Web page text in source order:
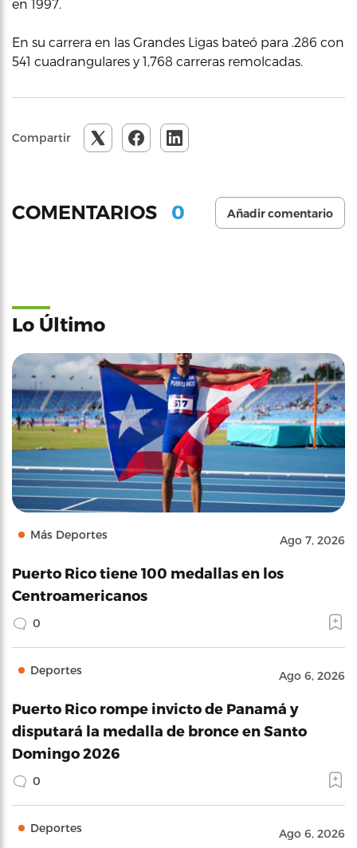
en 1997.
En su carrera en las Grandes Ligas bateó para .286 con
541 cuadrangulares y 1,768 carreras remolcadas.
Compartir
COMENTARIOS 0 Añadir comentario
Lo Último
Más Deportes Ago 7, 2026
Puerto Rico tiene 100 medallas en los
Centroamericanos
0
Deportes Ago 6, 2026
Puerto Rico rompe invicto de Panamá y
disputará la medalla de bronce en Santo
Domingo 2026
0
Deportes Ago 6, 2026